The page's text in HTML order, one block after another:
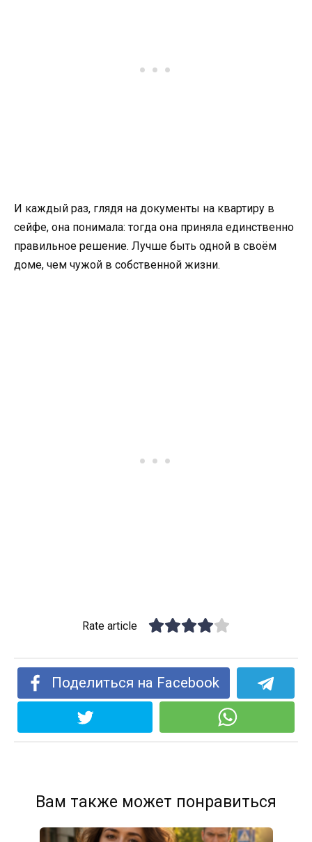
И каждый раз, глядя на документы на квартиру в
сейфе, она понимала: тогда она приняла единственно
правильное решение. Лучше быть одной в своём
доме, чем чужой в собственной жизни.
Rate article
Поделиться на Facebook
Вам также может понравиться